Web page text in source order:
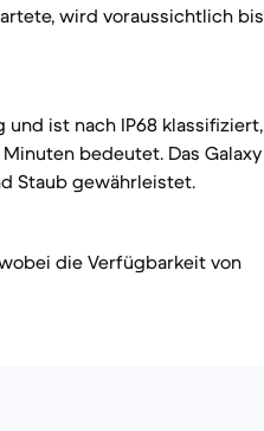
wird voraussichtlich bis
ist nach IP68 klassifiziert,
bedeutet. Das Galaxy
Staub gewährleistet.
die Verfügbarkeit von